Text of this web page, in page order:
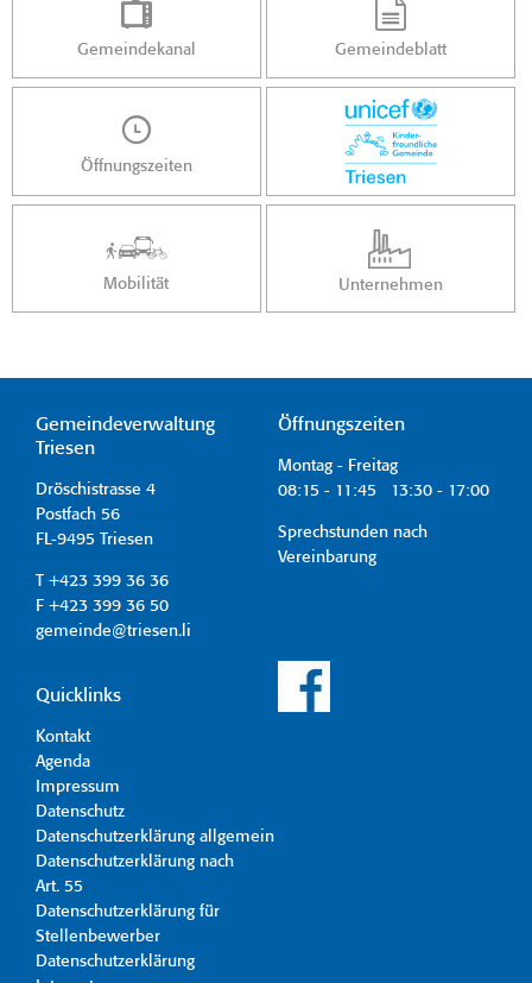
Gemeindekanal Gemeindeblatt
Öffnungszeiten
Mobilität Unternehmen
Gemeindeverwaltung
Triesen
Dröschistrasse 4
Postfach 56
FL-9495 Triesen
T +423 399 36 36
F +423 399 36 50
gemeinde@triesen.li
Öffnungszeiten
Montag - Freitag
08:15 - 11:45 13:30 - 17:00
Sprechstunden nach
Vereinbarung
Quicklinks
Kontakt
Agenda
Impressum
Datenschutz
Datenschutzerklärung allgemein
Datenschutzerklärung nach
Art. 55
Datenschutzerklärung für
Stellenbewerber
Datenschutzerklärung